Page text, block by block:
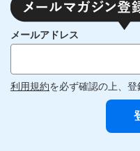
メールアドレス
利用規約を必ず確認の上、登